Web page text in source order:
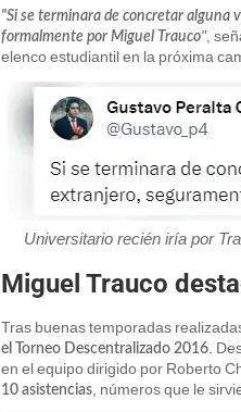
"Si se terminara de concretar alguna
formalmente por Miguel Trauco",
elenco estudiantil en la próxima
Universitario recién iría por
Miguel Trauco
Tras buenas temporadas
el Torneo Descentralizado 2016.
en el equipo dirigido por Roberto
10 asistencias, números que le